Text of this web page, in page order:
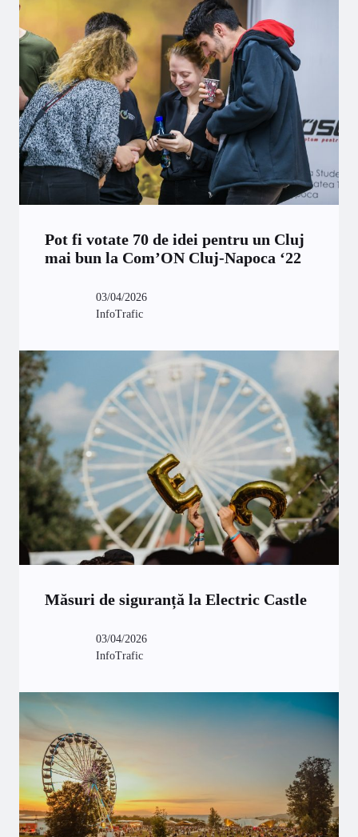
Pot fi votate 70 de idei pentru un Cluj
mai bun la Com’ON Cluj-Napoca ‘22
03/04/2026
InfoTrafic
Măsuri de siguranță la Electric Castle
03/04/2026
InfoTrafic